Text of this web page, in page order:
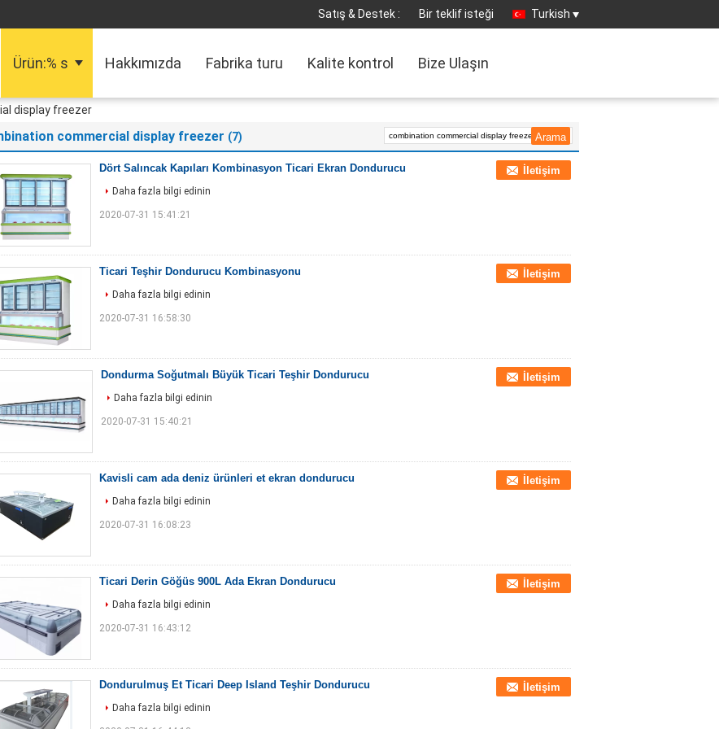
Satış & Destek : Bir teklif isteği Turkish
Ürün:% s Hakkımızda Fabrika turu Kalite kontrol Bize Ulaşın
display freezer
commercial display freezer (7)
Dört Salıncak Kapıları Kombinasyon Ticari Ekran Dondurucu İletişim
Daha fazla bilgi edinin
2020-07-31 15:41:21
Ticari Teşhir Dondurucu Kombinasyonu İletişim
Daha fazla bilgi edinin
2020-07-31 16:58:30
Dondurma Soğutmalı Büyük Ticari Teşhir Dondurucu İletişim
Daha fazla bilgi edinin
2020-07-31 15:40:21
Kavisli cam ada deniz ürünleri et ekran dondurucu İletişim
Daha fazla bilgi edinin
2020-07-31 16:08:23
Ticari Derin Göğüs 900L Ada Ekran Dondurucu İletişim
Daha fazla bilgi edinin
2020-07-31 16:43:12
Dondurulmuş Et Ticari Deep Island Teşhir Dondurucu İletişim
Daha fazla bilgi edinin